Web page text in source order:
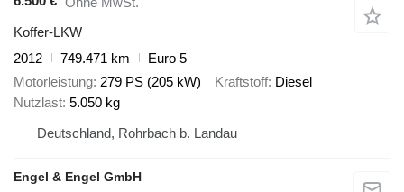
Koffer-LKW
2012
749.471 km
Euro 5
Motorleistung 279 PS (205 kW) Kraftstoff Diesel
Nutzlast 5.050 kg
Deutschland, Rohrbach b. Landau
Engel & Engel GmbH